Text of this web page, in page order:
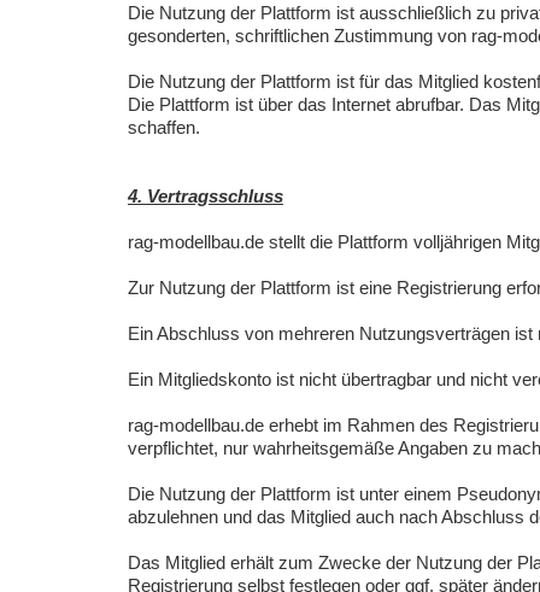
Die Nutzung der Plattform ist ausschließlich zu
gesonderten, schriftlichen Zustimmung von rag-
Die Nutzung der Plattform ist für das Mitglied
Die Plattform ist über das Internet abrufbar. Das
schaffen.
4. Vertragsschluss
rag-modellbau.de stellt die Plattform volljährigen
Zur Nutzung der Plattform ist eine Registrierung
Ein Abschluss von mehreren Nutzungsverträgen ist
Ein Mitgliedskonto ist nicht übertragbar und nicht
rag-modellbau.de erhebt im Rahmen des
verpflichtet, nur wahrheitsgemäße Angaben zu
Die Nutzung der Plattform ist unter einem
abzulehnen und das Mitglied auch nach Abschluss
Das Mitglied erhält zum Zwecke der Nutzung der
Registrierung selbst festlegen oder ggf. später